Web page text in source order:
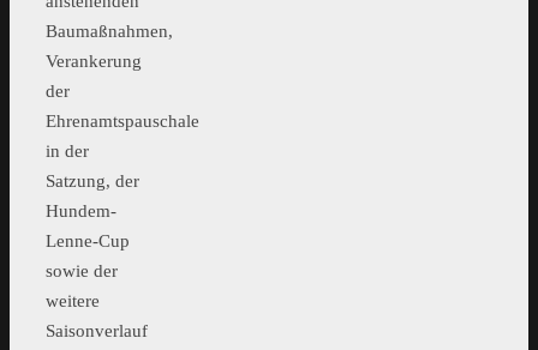
Baumaßnahmen,
Verankerung
der
Ehrenamtspauschale
in der
Satzung, der
Hundem-
Lenne-Cup
sowie der
weitere
Saisonverlauf